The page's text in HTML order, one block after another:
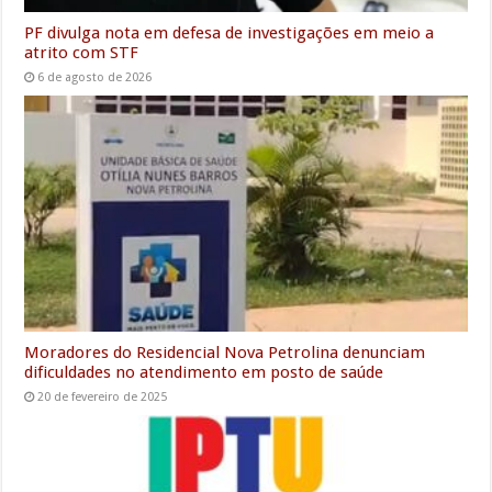
PF divulga nota em defesa de investigações em meio a
atrito com STF
6 de agosto de 2026
Moradores do Residencial Nova Petrolina denunciam
dificuldades no atendimento em posto de saúde
20 de fevereiro de 2025